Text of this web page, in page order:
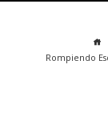
Rompiendo